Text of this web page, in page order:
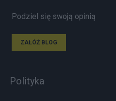
Podziel się swoją opinią
ZAŁÓŻ BLOG
Polityka